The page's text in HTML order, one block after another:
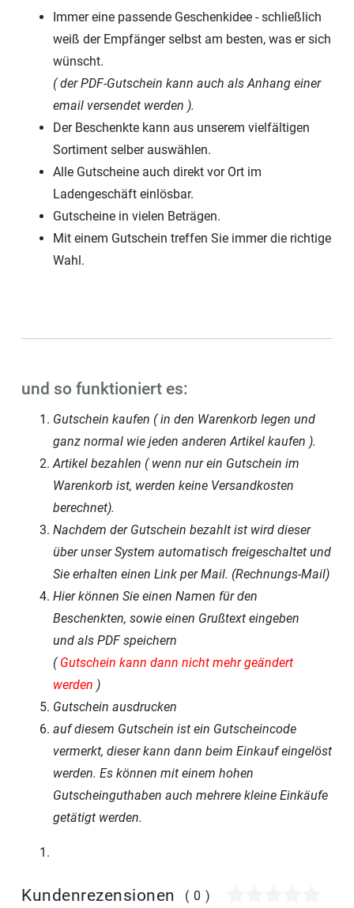
Immer eine passende Geschenkidee - schließlich
weiß der Empfänger selbst am besten, was er sich
wünscht.
( der PDF-Gutschein kann auch als Anhang einer
email versendet werden ).
Der Beschenkte kann aus unserem vielfältigen
Sortiment selber auswählen.
Alle Gutscheine auch direkt vor Ort im
Ladengeschäft einlösbar.
Gutscheine in vielen Beträgen.
Mit einem Gutschein treffen Sie immer die richtige
Wahl.
und so funktioniert es:
Gutschein kaufen ( in den Warenkorb legen und
ganz normal wie jeden anderen Artikel kaufen ).
Artikel bezahlen ( wenn nur ein Gutschein im
Warenkorb ist, werden keine Versandkosten
berechnet).
Nachdem der Gutschein bezahlt ist wird dieser
über unser System automatisch freigeschaltet und
Sie erhalten einen Link per Mail. (Rechnungs-Mail)
Hier können Sie einen Namen für den
Beschenkten, sowie einen Grußtext eingeben
und als PDF speichern
( Gutschein kann dann nicht mehr geändert
werden )
Gutschein ausdrucken
auf diesem Gutschein ist ein Gutscheincode
vermerkt, dieser kann dann beim Einkauf eingelöst
werden. Es können mit einem hohen
Gutscheinguthaben auch mehrere kleine Einkäufe
getätigt werden.
Kundenrezensionen (0)